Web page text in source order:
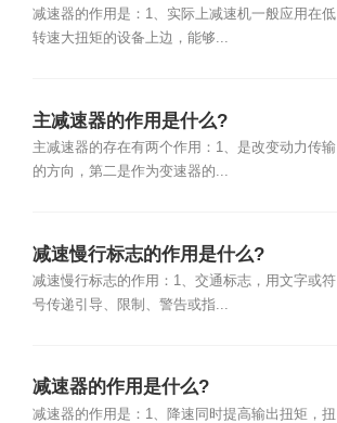
减速器的作用是：1、实际上减速机一般应用在低
转速大扭矩的设备上边，能够...
主减速器的作用是什么?
主减速器的存在有两个作用：1、是改变动力传输
的方向，第二是作为变速器的...
减速慢行标志的作用是什么?
减速慢行标志的作用：1、交通标志，用文字或符
号传递引导、限制、警告或指...
减速器的作用是什么?
减速器的作用是：1、降速同时提高输出扭矩，扭